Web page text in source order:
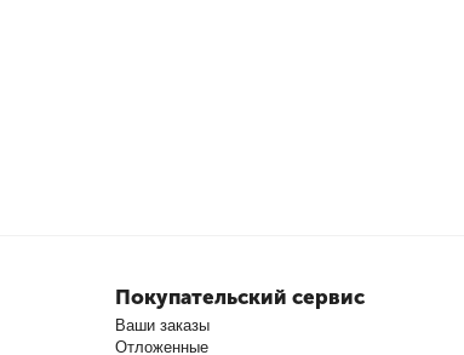
Покупательский сервис
Ваши заказы
Отложенные